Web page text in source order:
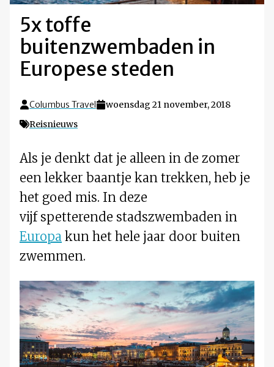
5x toffe
buitenzwembaden in
Europese steden
Columbus Travel
woensdag 21 november, 2018
Reisnieuws
Als je denkt dat je alleen in de zomer
een lekker baantje kan trekken, heb je
het goed mis. In deze
vijf spetterende stadszwembaden in
Europa kun het hele jaar door buiten
zwemmen.